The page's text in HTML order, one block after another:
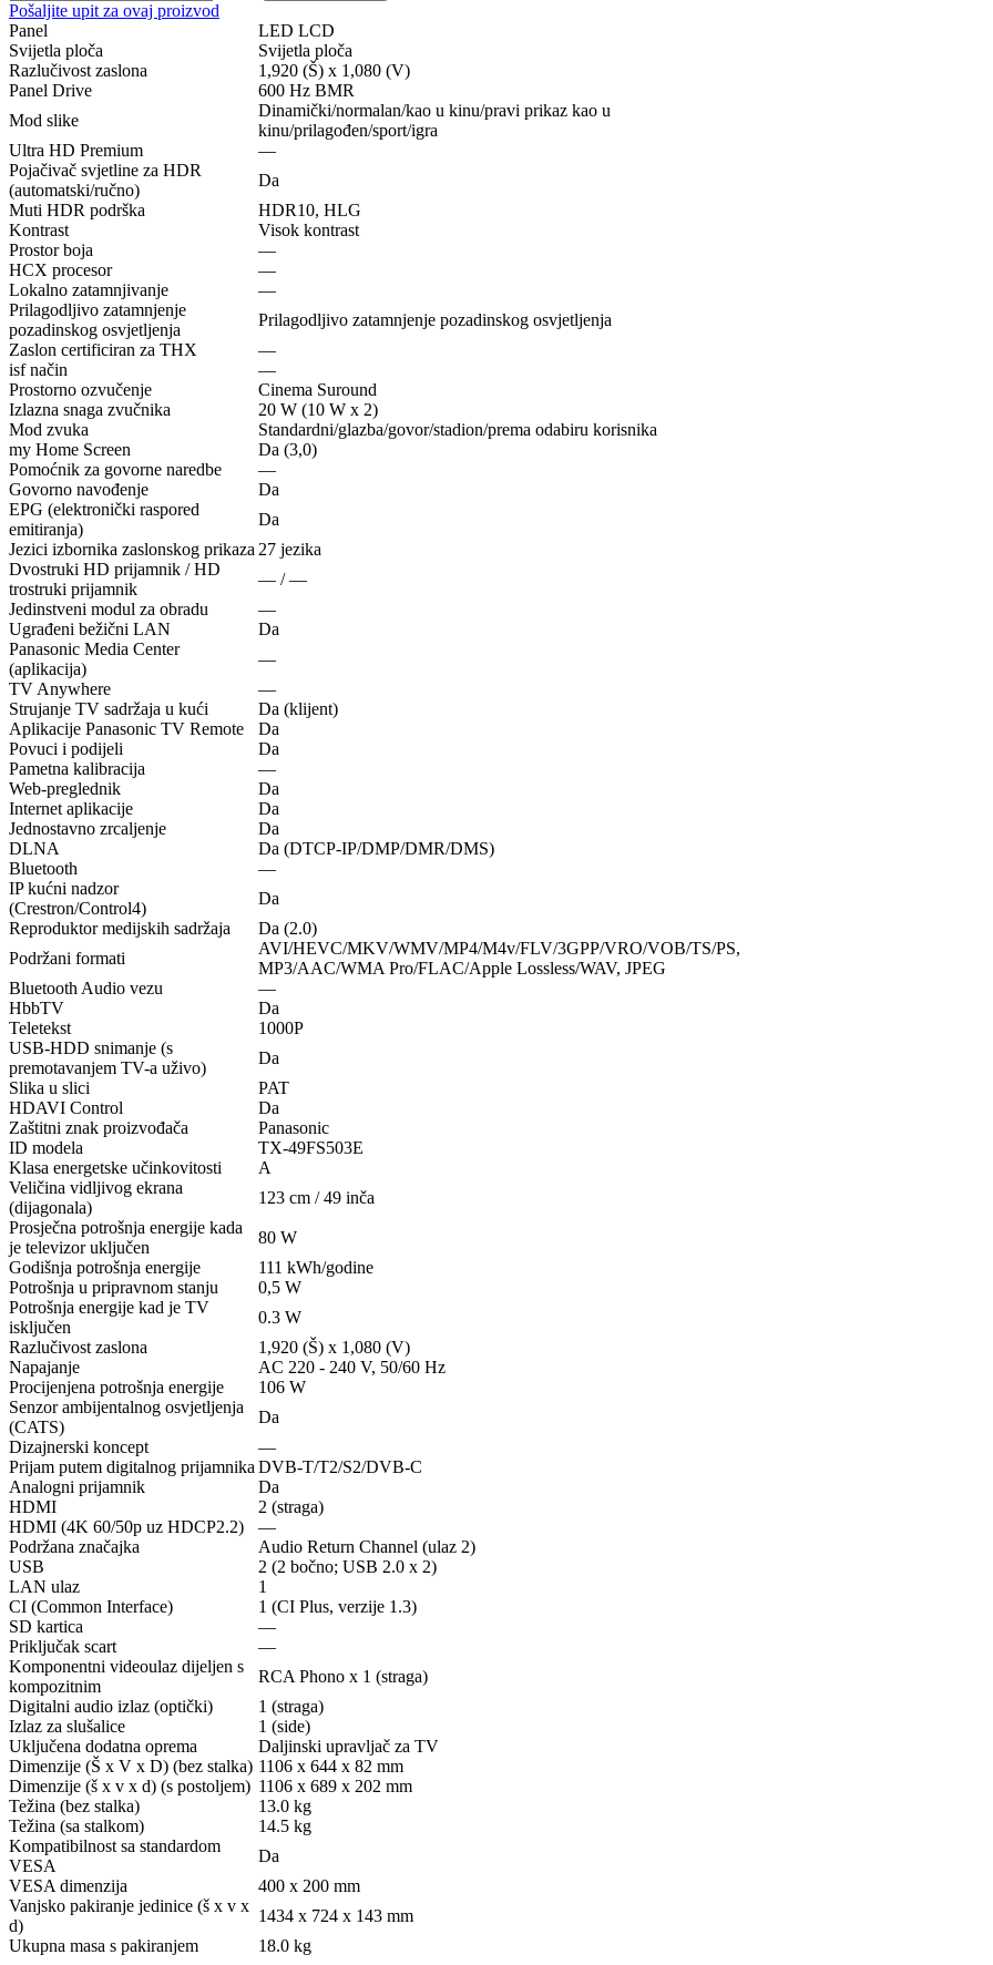
Pošaljite upit za ovaj proizvod
Panel
LED LCD
Svijetla ploča
Svijetla ploča
Razlučivost zaslona
1,920 (Š) x 1,080 (V)
Panel Drive
600 Hz BMR
Mod slike
Dinamički/normalan/kao u kinu/pravi prikaz kao u
kinu/prilagođen/sport/igra
Ultra HD Premium
—
Pojačivač svjetline za HDR
(automatski/ručno)
Da
Muti HDR podrška
HDR10, HLG
Kontrast
Visok kontrast
Prostor boja
—
HCX procesor
—
Lokalno zatamnjivanje
—
Prilagodljivo zatamnjenje
pozadinskog osvjetljenja
Prilagodljivo zatamnjenje pozadinskog osvjetljenja
Zaslon certificiran za THX
—
isf način
—
Prostorno ozvučenje
Cinema Suround
Izlazna snaga zvučnika
20 W (10 W x 2)
Mod zvuka
Standardni/glazba/govor/stadion/prema odabiru korisnika
my Home Screen
Da (3,0)
Pomoćnik za govorne naredbe
—
Govorno navođenje
Da
EPG (elektronički raspored
emitiranja)
Da
Jezici izbornika zaslonskog prikaza 27 jezika
Dvostruki HD prijamnik / HD
trostruki prijamnik
— / —
Jedinstveni modul za obradu
—
Ugrađeni bežični LAN
Da
Panasonic Media Center
(aplikacija)
—
TV Anywhere
—
Strujanje TV sadržaja u kući
Da (klijent)
Aplikacije Panasonic TV Remote
Da
Povuci i podijeli
Da
Pametna kalibracija
—
Web-preglednik
Da
Internet aplikacije
Da
Jednostavno zrcaljenje
Da
DLNA
Da (DTCP-IP/DMP/DMR/DMS)
Bluetooth
—
IP kućni nadzor
(Crestron/Control4)
Da
Reproduktor medijskih sadržaja
Da (2.0)
Podržani formati
AVI/HEVC/MKV/WMV/MP4/M4v/FLV/3GPP/VRO/VOB/TS/PS,
MP3/AAC/WMA Pro/FLAC/Apple Lossless/WAV, JPEG
Bluetooth Audio vezu
—
HbbTV
Da
Teletekst
1000P
USB-HDD snimanje (s
premotavanjem TV-a uživo)
Da
Slika u slici
PAT
HDAVI Control
Da
Zaštitni znak proizvođača
Panasonic
ID modela
TX-49FS503E
Klasa energetske učinkovitosti
A
Veličina vidljivog ekrana
(dijagonala)
123 cm / 49 inča
Prosječna potrošnja energije kada
je televizor uključen
80 W
Godišnja potrošnja energije
111 kWh/godine
Potrošnja u pripravnom stanju
0,5 W
Potrošnja energije kad je TV
isključen
0.3 W
Razlučivost zaslona
1,920 (Š) x 1,080 (V)
Napajanje
AC 220 - 240 V, 50/60 Hz
Procijenjena potrošnja energije
106 W
Senzor ambijentalnog osvjetljenja
(CATS)
Da
Dizajnerski koncept
—
Prijam putem digitalnog prijamnika DVB-T/T2/S2/DVB-C
Analogni prijamnik
Da
HDMI
2 (straga)
HDMI (4K 60/50p uz HDCP2.2)
—
Podržana značajka
Audio Return Channel (ulaz 2)
USB
2 (2 bočno; USB 2.0 x 2)
LAN ulaz
1
CI (Common Interface)
1 (CI Plus, verzije 1.3)
SD kartica
—
Priključak scart
—
Komponentni videoulaz dijeljen s
kompozitnim
RCA Phono x 1 (straga)
Digitalni audio izlaz (optički)
1 (straga)
Izlaz za slušalice
1 (side)
Uključena dodatna oprema
Daljinski upravljač za TV
Dimenzije (Š x V x D) (bez stalka) 1106 x 644 x 82 mm
Dimenzije (š x v x d) (s postoljem) 1106 x 689 x 202 mm
Težina (bez stalka)
13.0 kg
Težina (sa stalkom)
14.5 kg
Kompatibilnost sa standardom
VESA
Da
VESA dimenzija
400 x 200 mm
Vanjsko pakiranje jedinice (š x v x
d)
1434 x 724 x 143 mm
Ukupna masa s pakiranjem
18.0 kg